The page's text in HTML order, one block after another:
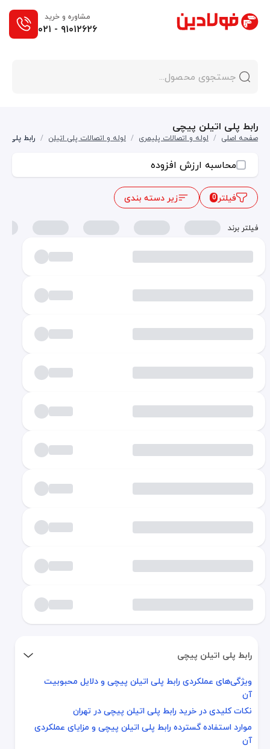
مشاوره و خرید
۰۲۱ - ۹۱۰۱۲۶۲۶
رابط پلی اتیلن پیچی
صفحه اصلی / لوله و اتصالات پلیمری / لوله و اتصالات پلی اتیلن / رابط پلی
محاسبه ارزش افزوده
فیلتر0 زیر دسته بندی
فیلتر برند
رابط پلی اتیلن پیچی
ویژگی‌های عملکردی رابط پلی اتیلن پیچی و دلایل محبوبیت آن
نکات کلیدی در خرید رابط پلی اتیلن پیچی در تهران
موارد استفاده گسترده رابط پلی اتیلن پیچی و مزایای عملکردی آن
ویژگی‌های عملکردی رابط پلی اتیلن پیچی و دلایل محبوبیت
آن
نکات کلیدی در خرید رابط پلی اتیلن پیچی در تهران
موارد استفاده گسترده رابط پلی اتیلن پیچی و مزایای عملکردی
آن